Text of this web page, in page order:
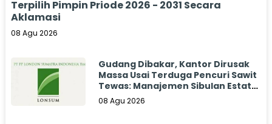
Terpilih Pimpin Priode 2026 - 2031 Secara
Aklamasi
08 Agu 2026
Gudang Dibakar, Kantor Dirusak
Massa Usai Terduga Pencuri Sawit
Tewas: Manajemen Sibulan Estate
Bungkam
08 Agu 2026